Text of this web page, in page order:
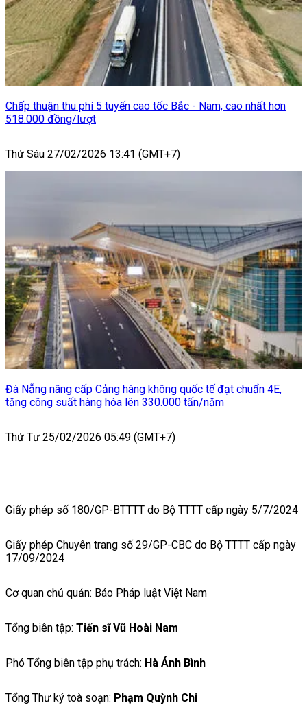
Chấp thuận thu phí 5 tuyến cao tốc Bắc - Nam, cao nhất hơn
518.000 đồng/lượt
Thứ Sáu 27/02/2026 13:41 (GMT+7)
Đà Nẵng nâng cấp Cảng hàng không quốc tế đạt chuẩn 4E,
tăng công suất hàng hóa lên 330.000 tấn/năm
Thứ Tư 25/02/2026 05:49 (GMT+7)
Giấy phép số 180/GP-BTTTT do Bộ TTTT cấp ngày 5/7/2024
Giấy phép Chuyên trang số 29/GP-CBC do Bộ TTTT cấp ngày
17/09/2024
Cơ quan chủ quản: Báo Pháp luật Việt Nam
Tổng biên tập: Tiến sĩ Vũ Hoài Nam
Phó Tổng biên tập phụ trách: Hà Ánh Bình
Tổng Thư ký toà soạn: Phạm Quỳnh Chi